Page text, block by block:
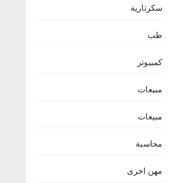
سكرتارية
طب
كمبيوتر
مبيعات
مبيعات
محاسبة
مهن اخرى